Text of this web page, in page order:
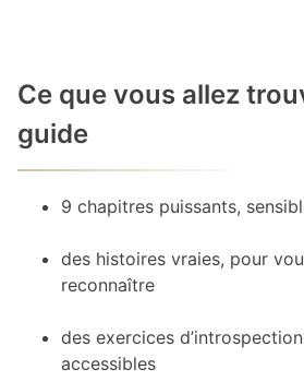
Ce que vous allez
guide
9 chapitres puissants,
des histoires vraies, pour
reconnaître
des exercices
accessibles